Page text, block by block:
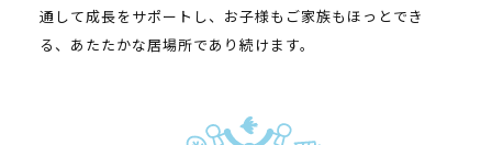
通して成長をサポートし、お子様もご家族もほっとでき
る、あたたかな居場所であり続けます。